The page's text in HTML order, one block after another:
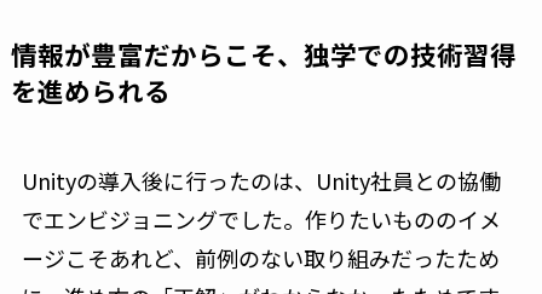
情報が豊富だからこそ、独学での技術習得
を進められる
Unityの導入後に行ったのは、Unity社員との協働
でエンビジョニングでした。作りたいもののイメ
ージこそあれど、前例のない取り組みだったため